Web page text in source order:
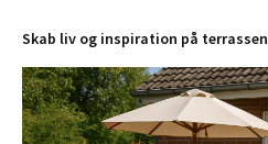
Skab liv og inspiration på terrassen